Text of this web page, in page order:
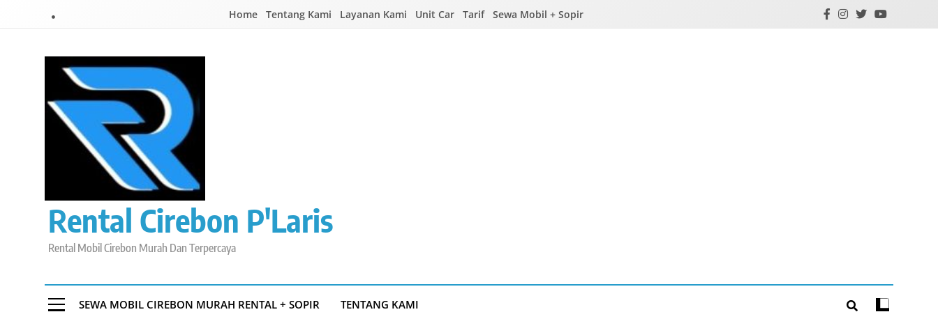
Home Tentang Kami Layanan Kami Unit Car Tarif Sewa Mobil + Sopir
Rental Cirebon P'Laris
Rental Mobil Cirebon Murah Dan Terpercaya
SEWA MOBIL CIREBON MURAH RENTAL + SOPIR TENTANG KAMI